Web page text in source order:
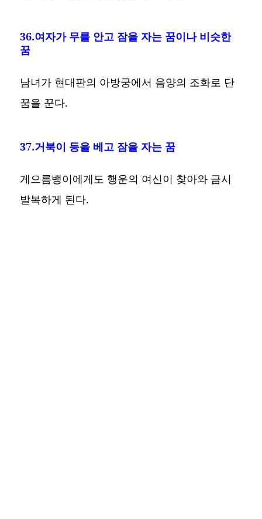
36.여자가 무를 안고 잠을 자는 꿈이나 비슷한
꿈
남녀가 현대판의 아방궁에서 음양의 조화로 단
꿈을 꾼다.
37.거북이 등을 베고 잠을 자는 꿈
게으름뱅이에게도 행운의 여신이 찾아와 금시
발복하게 된다.